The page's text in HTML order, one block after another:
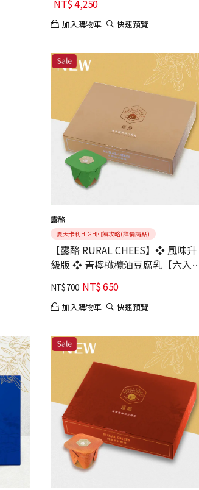
NT$4,250
加入購物車 快速預覽
露酪
夏天卡利HIGH回饋攻略(詳情請點)
【露酪 RURAL CHEES】❖ 風味升
級版 ❖ 青檸橄欖油豆腐乳【六入
組】｜年輕人最愛｜國際二星獎肯
定
NT$700 NT$650
加入購物車 快速預覽